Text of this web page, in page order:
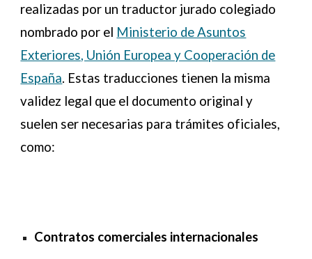
realizadas por un traductor jurado colegiado
nombrado por el Ministerio de Asuntos
Exteriores, Unión Europea y Cooperación de
España. Estas traducciones tienen la misma
validez legal que el documento original y
suelen ser necesarias para trámites oficiales,
como:
Contratos comerciales internacionales